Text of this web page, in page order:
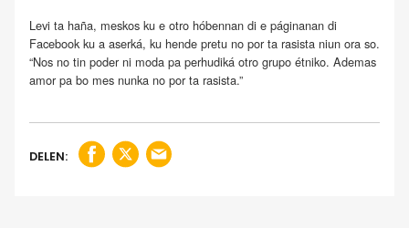
Levi ta haña, meskos ku e otro hóbennan di e páginanan di
Facebook ku a aserká, ku hende pretu no por ta rasista niun ora so.
“Nos no tin poder ni moda pa perhudiká otro grupo étniko. Ademas
amor pa bo mes nunka no por ta rasista.”
DELEN: